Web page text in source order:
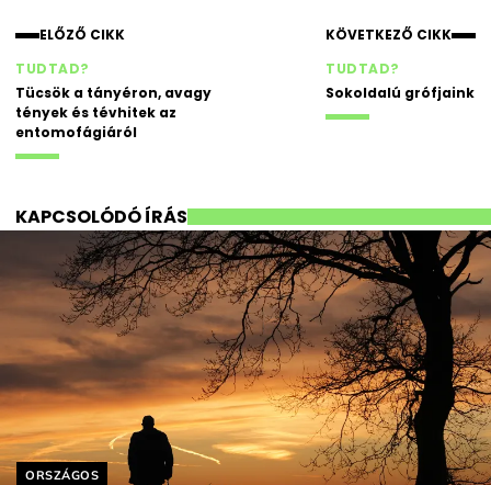
ELŐZŐ CIKK
TUDTAD?
Tücsök a tányéron, avagy
tények és tévhitek az
entomofágiáról
KÖVETKEZŐ CIKK
TUDTAD?
Sokoldalú grófjaink
KAPCSOLÓDÓ ÍRÁS
Helyszín címkék:
ORSZÁGOS